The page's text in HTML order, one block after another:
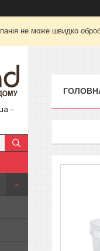
не може швидко
–